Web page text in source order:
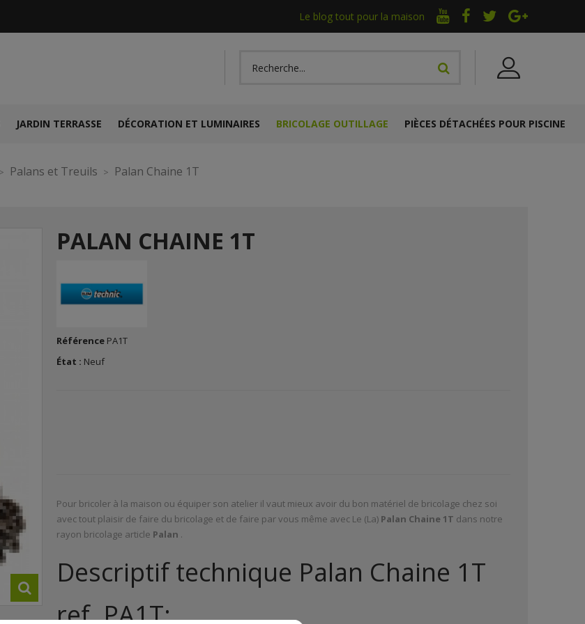
Le blog tout pour la maison
JARDIN TERRASSE DÉCORATION ET LUMINAIRES BRICOLAGE OUTILLAGE PIÈCES DÉTACHÉES POUR PISCINE
Palans et Treuils Palan Chaine 1T
PALAN CHAINE 1T
Référence PA1T
État : Neuf
Pour bricoler à la maison ou équiper son atelier il vaut mieux avoir du bon matériel de bricolage chez soi
avec tout plaisir de faire du bricolage et de faire par vous même avec Le (La) Palan Chaine 1T dans notre
rayon bricolage article Palan .
Descriptif technique Palan Chaine 1T
ref. PA1T: